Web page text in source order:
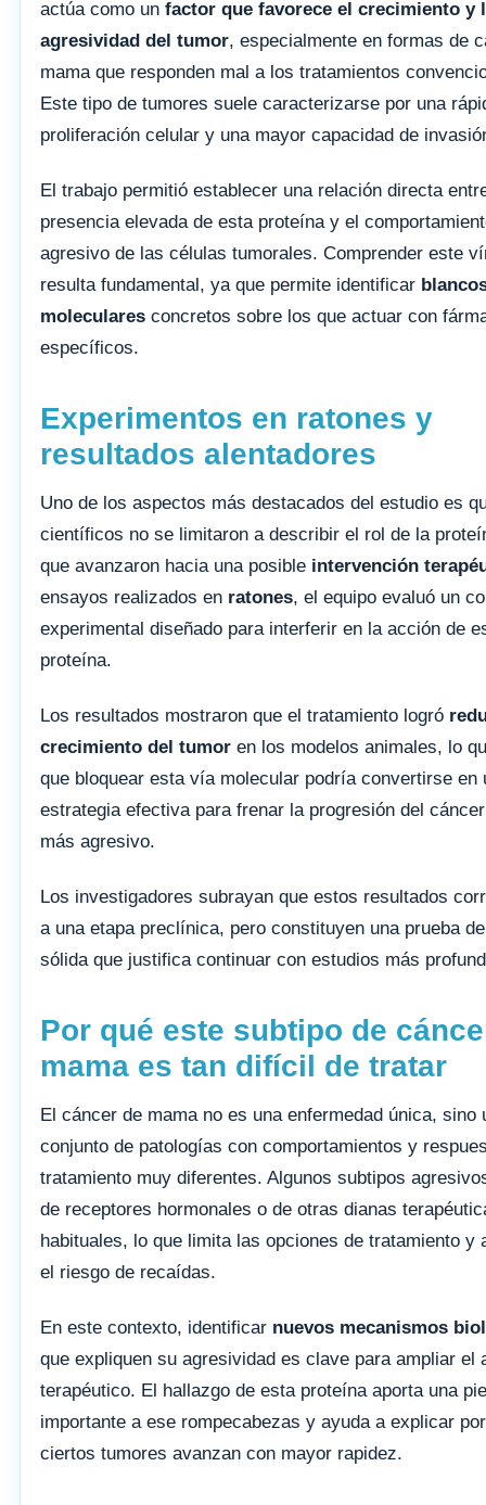
actúa como un factor que favorece el crecimiento y
agresividad del tumor, especialmente en formas de
mama que responden mal a los tratamientos
Este tipo de tumores suele caracterizarse por una
proliferación celular y una mayor capacidad de
El trabajo permitió establecer una relación directa
presencia elevada de esta proteína y el
agresivo de las células tumorales. Comprender este
resulta fundamental, ya que permite identificar
moleculares concretos sobre los que actuar con
específicos.
Experimentos en ratones y
resultados alentadores
Uno de los aspectos más destacados del estudio es
científicos no se limitaron a describir el rol de la
que avanzaron hacia una posible intervención
ensayos realizados en ratones, el equipo evaluó un
experimental diseñado para interferir en la acción de
proteína.
Los resultados mostraron que el tratamiento logró
crecimiento del tumor en los modelos animales, lo
que bloquear esta vía molecular podría convertirse en
estrategia efectiva para frenar la progresión del
más agresivo.
Los investigadores subrayan que estos resultados
a una etapa preclínica, pero constituyen una prueba
sólida que justifica continuar con estudios más
Por qué este subtipo de
mama es tan difícil de tratar
El cáncer de mama no es una enfermedad única, sino
conjunto de patologías con comportamientos y
tratamiento muy diferentes. Algunos subtipos
de receptores hormonales o de otras dianas
habituales, lo que limita las opciones de tratamiento y
el riesgo de recaídas.
En este contexto, identificar nuevos mecanismos
que expliquen su agresividad es clave para ampliar el
terapéutico. El hallazgo de esta proteína aporta una
importante a ese rompecabezas y ayuda a explicar
ciertos tumores avanzan con mayor rapidez.